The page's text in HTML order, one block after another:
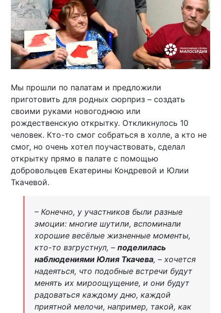
Мы прошли по палатам и предложили
приготовить для родных сюрприз – создать
своими руками новогоднюю или
рождественскую открытку. Откликнулось 10
человек. Кто-то смог собраться в холле, а кто не
смог, но очень хотел поучаствовать, сделал
открытку прямо в палате с помощью
добровольцев Екатерины Кондревой и Юлии
Ткачевой.
– Конечно, у участников были разные
эмоции: многие шутили, вспоминали
хорошие весёлые жизненные моменты,
кто-то взгрустнул, – поделилась
наблюдениями Юлия Ткачева, – хочется
надеяться, что подобные встречи будут
менять их мироощущение, и они будут
радоваться каждому дню, каждой
приятной мелочи, например, такой, как